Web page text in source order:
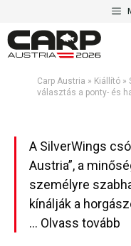
tartalomba
Carp Austria » Kiállító »
választás a ponty- és
SilverWings
Tökéletes
és
Aktualisiert am 3. május
A SilverWings
Austria”, a
személyre
kínálják a
... Olvass tovább